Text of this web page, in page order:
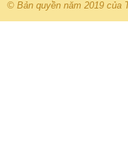
© Bản quyền năm 2019 của